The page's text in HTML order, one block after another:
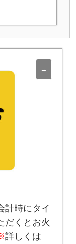
計時にタイ
だくとお火
詳しくは